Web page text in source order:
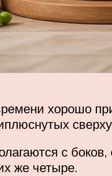
хорошо
с
же четыре.